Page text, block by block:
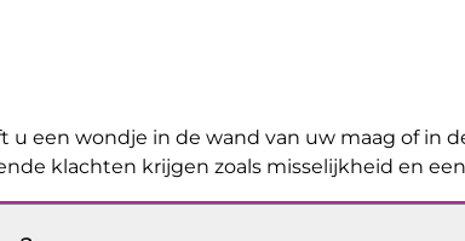
u een wondje in de wand van uw maag of in
klachten krijgen zoals misselijkheid en